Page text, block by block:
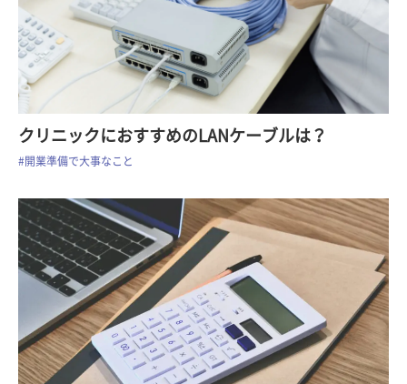
クリニックにおすすめのLANケーブルは？
#開業準備で大事なこと